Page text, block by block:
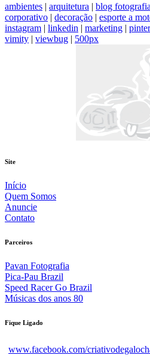
ambientes | arquitetura | blog fotografia
corporativo | decoração | esporte a
instagram | linkedin | marketing |
vimity | viewbug | 500px
Site
Início
Quem Somos
Anuncie
Contato
Parceiros
Pavan Fotografia
Pica-Pau Brazil
Speed Racer Go Brazil
Músicas dos anos 80
Fique Ligado
www.facebook.com/